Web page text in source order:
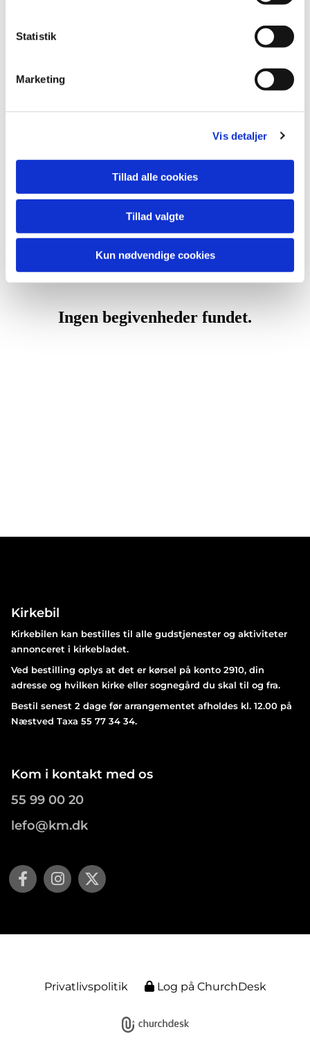
Statistik
Marketing
Vis detaljer
Tillad alle cookies
Tillad valgte
Kun nødvendige cookies
Kirkebil
Kirkebilen kan bestilles til alle gudstjenester og aktiviteter
annonceret i kirkebladet.
Ved bestilling oplys at det er kørsel på konto 2910, din
adresse og hvilken kirke eller sognegård du skal til og fra.
Bestil senest 2 dage før arrangementet afholdes kl. 12.00 på
Næstved Taxa 55 77 34 34.
Kom i kontakt med os
55 99 00 20
lefo@km.dk
Privatlivspolitik Log på ChurchDesk